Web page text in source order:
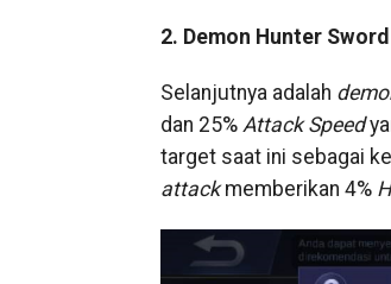
2. Demon Hunter Sword
Selanjutnya adalah
dan 25% Attack Speed
target saat ini sebagai
attackmemberikan 4%